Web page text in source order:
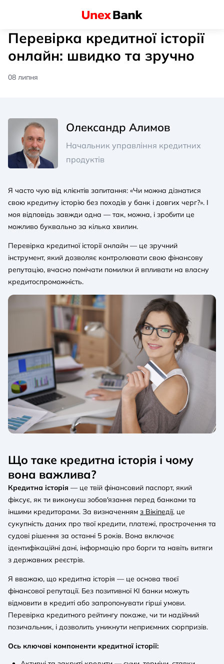
Перевірка кредитної історії
онлайн: швидко та зручно
08 липня
Олександр Алимов
Начальник управління кредитних
продуктів
Я часто чую від клієнтів запитання: «Чи можна дізнатися
свою кредитну історію без походів у банк і довгих черг?». І
моя відповідь завжди одна — так, можна, і зробити це
можливо буквально за кілька хвилин.
Перевірка кредитної історії онлайн — це зручний
інструмент, який дозволяє контролювати свою фінансову
репутацію, вчасно помічати помилки й впливати на власну
кредитоспроможність.
Що таке кредитна історія і чому
вона важлива?
Кредитна історія — це твій фінансовий паспорт, який
фіксує, як ти виконуєш зобов'язання перед банками та
іншими кредиторами. За визначенням з Вікіпедії, це
сукупність даних про твої кредити, платежі, прострочення та
судові рішення за останні 5 років. Вона включає
ідентифікаційні дані, інформацію про борги та навіть витяги
з державних реєстрів.
Я вважаю, що кредитна історія — це основа твоєї
фінансової репутації. Без позитивної КІ банки можуть
відмовити в кредиті або запропонувати гірші умови.
Перевірка кредитного рейтингу покаже, чи ти надійний
позичальник, і дозволить уникнути неприємних сюрпризів.
Ось ключові компоненти кредитної історії: